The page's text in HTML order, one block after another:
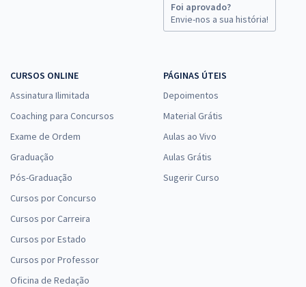
Foi aprovado?
Envie-nos a sua história!
CURSOS ONLINE
Assinatura Ilimitada
Coaching para Concursos
Exame de Ordem
Graduação
Pós-Graduação
Cursos por Concurso
Cursos por Carreira
Cursos por Estado
Cursos por Professor
Oficina de Redação
PÁGINAS ÚTEIS
Depoimentos
Material Grátis
Aulas ao Vivo
Aulas Grátis
Sugerir Curso